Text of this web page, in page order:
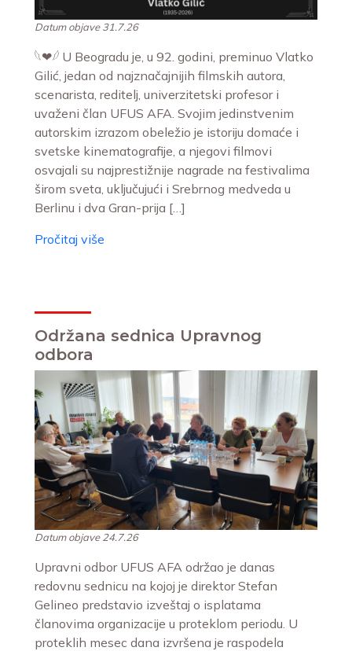
Datum objave 31.7.26
𓆩❤︎𓆪 U Beogradu je, u 92. godini, preminuo Vlatko
Gilić, jedan od najznačajnijih filmskih autora,
scenarista, reditelj, univerzitetski profesor i
uvaženi član UFUS AFA. Svojim jedinstvenim
autorskim izrazom obeležio je istoriju domaće i
svetske kinematografije, a njegovi filmovi
osvajali su najprestižnije nagrade na festivalima
širom sveta, uključujući i Srebrnog medveda u
Berlinu i dva Gran-prija […]
Pročitaj više
Održana sednica Upravnog
odbora
Datum objave 24.7.26
Upravni odbor UFUS AFA održao je danas
redovnu sednicu na kojoj je direktor Stefan
Gelineo predstavio izveštaj o isplatama
članovima organizacije u proteklom periodu. U
proteklih mesec dana izvršena je raspodela